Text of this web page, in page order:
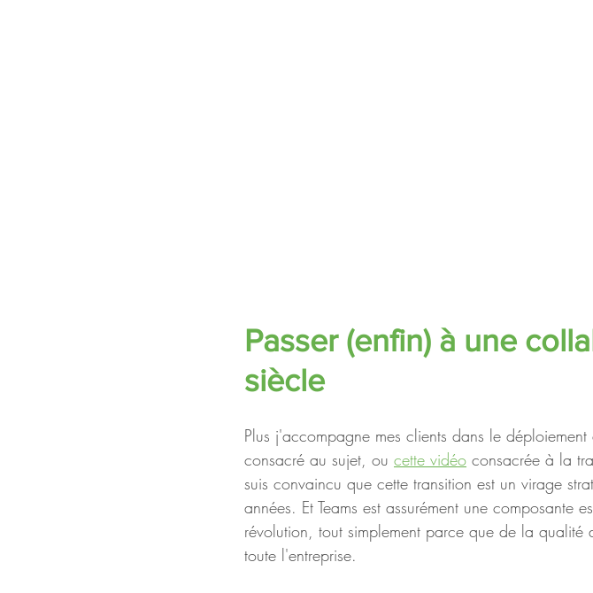
Passer (enfin) à une
siècle
Plus j'accompagne mes clients dans le
consacré au sujet, ou cette vidéo consacrée à la
suis convaincu que cette transition est un virage
années. Et Teams est assurément une composante
révolution, tout simplement parce que de la
toute l'entreprise.